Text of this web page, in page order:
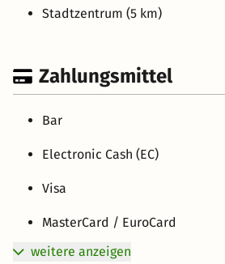
Stadtzentrum (5 km)
Zahlungsmittel
Bar
Electronic Cash (EC)
Visa
MasterCard / EuroCard
weitere anzeigen